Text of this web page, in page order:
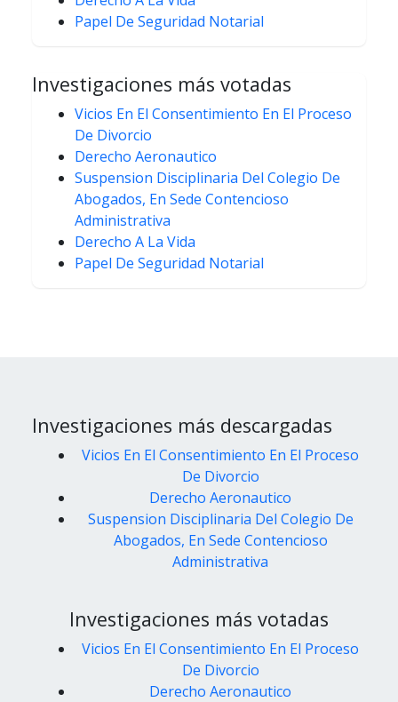
Papel De Seguridad Notarial
Investigaciones más votadas
Vicios En El Consentimiento En El Proceso
De Divorcio
Derecho Aeronautico
Suspension Disciplinaria Del Colegio De
Abogados, En Sede Contencioso
Administrativa
Derecho A La Vida
Papel De Seguridad Notarial
Investigaciones más descargadas
Vicios En El Consentimiento En El Proceso
De Divorcio
Derecho Aeronautico
Suspension Disciplinaria Del Colegio De
Abogados, En Sede Contencioso
Administrativa
Investigaciones más votadas
Vicios En El Consentimiento En El Proceso
De Divorcio
Derecho Aeronautico